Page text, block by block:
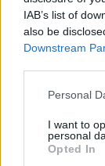
IAB’s list of
also be
Downstream
Please note
not limited to
grant or deny
use your data
Personal
I want to
personal
Opted In
A SECA
szakadna el
Techeetah